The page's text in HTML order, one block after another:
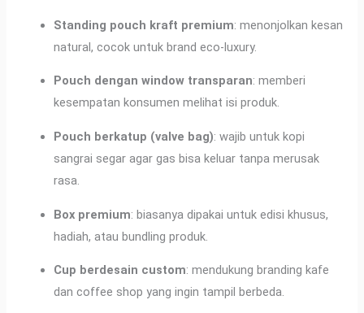
Standing pouch kraft premium: menonjolkan kesan
natural, cocok untuk brand eco-luxury.
Pouch dengan window transparan: memberi
kesempatan konsumen melihat isi produk.
Pouch berkatup (valve bag): wajib untuk kopi
sangrai segar agar gas bisa keluar tanpa merusak
rasa.
Box premium: biasanya dipakai untuk edisi khusus,
hadiah, atau bundling produk.
Cup berdesain custom: mendukung branding kafe
dan coffee shop yang ingin tampil berbeda.